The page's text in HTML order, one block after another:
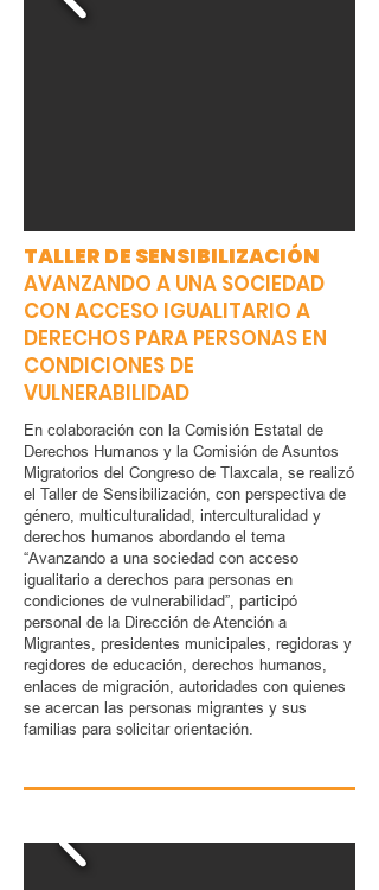
TALLER DE SENSIBILIZACIÓN
AVANZANDO A UNA SOCIEDAD
CON ACCESO IGUALITARIO A
DERECHOS PARA PERSONAS EN
CONDICIONES DE
VULNERABILIDAD
En colaboración con la Comisión Estatal de
Derechos Humanos y la Comisión de Asuntos
Migratorios del Congreso de Tlaxcala, se realizó
el Taller de Sensibilización, con perspectiva de
género, multiculturalidad, interculturalidad y
derechos humanos abordando el tema
“Avanzando a una sociedad con acceso
igualitario a derechos para personas en
condiciones de vulnerabilidad”, participó
personal de la Dirección de Atención a
Migrantes, presidentes municipales, regidoras y
regidores de educación, derechos humanos,
enlaces de migración, autoridades con quienes
se acercan las personas migrantes y sus
familias para solicitar orientación.